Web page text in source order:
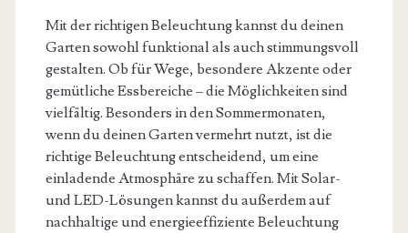
Mit der richtigen Beleuchtung kannst du deinen
Garten sowohl funktional als auch stimmungsvoll
gestalten. Ob für Wege, besondere Akzente oder
gemütliche Essbereiche – die Möglichkeiten sind
vielfältig. Besonders in den Sommermonaten,
wenn du deinen Garten vermehrt nutzt, ist die
richtige Beleuchtung entscheidend, um eine
einladende Atmosphäre zu schaffen. Mit Solar-
und LED-Lösungen kannst du außerdem auf
nachhaltige und energieeffiziente Beleuchtung